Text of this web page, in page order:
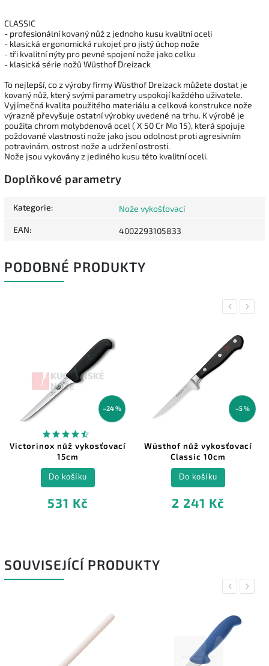
CLASSIC
- profesionální kovaný nůž z jednoho kusu kvalitní oceli
- klasická ergonomická rukojeť pro jistý úchop nože
- tři kvalitní nýty pro pevné spojení nože jako celku
- klasická série nožů Wüsthof Dreizack
To nejlepší, co z výroby firmy Wüsthof Dreizack můžete dostat je
kovaný nůž, který svými parametry uspokojí každého uživatele.
Vyjímečná kvalita použitého materiálu a celková konstrukce nože
výrazně převyšuje ostatní výrobky uvedené na trhu. K výrobě je
použita chrom molybdenová ocel ( X 50 Cr Mo 15), která spojuje
poždované vlastnosti nože jako jsou odolnost proti agresivním
potravinám, ostrost nože a udržení ostrosti.
Nože jsou vykovány z jediného kusu této kvalitní oceli.
Doplňkové parametry
Kategorie: Nože vykošťovací
EAN: 4002293105833
PODOBNÉ PRODUKTY
Previous
–24 %
Victorinox nůž vykosťovací
15cm
531 Kč
Do košíku
–5 %
Wüsthof nůž vykosťovací
Classic 10cm
2 241 Kč
Do košíku
Next
SOUVISEJÍCÍ PRODUKTY
Previous
Next